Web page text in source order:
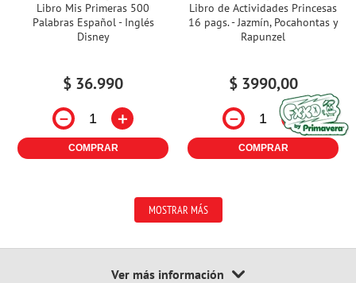
Libro Mis Primeras 500
Palabras Español - Inglés
Disney
$ 36.990
－ ＋
COMPRAR
Libro de Actividades Princesas
16 pags. - Jazmín, Pocahontas y
Rapunzel
$ 3990,00
－ ＋
COMPRAR
MOSTRAR MÁS